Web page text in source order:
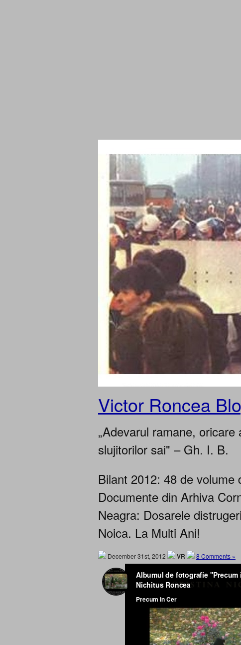
Victor Roncea
„Adevarul ramane,
slujitorilor sai" – Gh. I. B.
Bilant 2012: 48 de
Documente din Arhiva
Neagra: Dosarele
Noica. La Multi Ani!
December 31st, 2012 VR 8 Comments »